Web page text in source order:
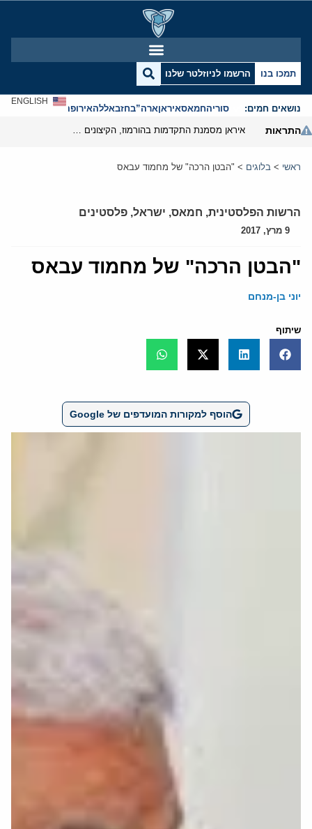
תמכו בנו הרשמו לניוזלטר שלנו
נושאים חמים: סוריהחמאסאיראןארה”בחזבאללהאירופהאנטישמיות
ENGLISH
התראות
ראשי > בלוגים > "הבטן הרכה" של מחמוד עבאס
הרשות הפלסטינית, חמאס, ישראל, פלסטינים
9 מרץ, 2017
"הבטן הרכה" של מחמוד עבאס
יוני בן-מנחם
שיתוף
הוסף למקורות המועדפים של Google